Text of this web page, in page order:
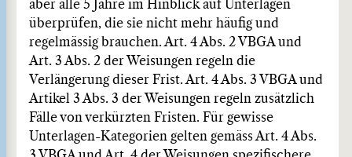
aber alle 5 Jahre im Hinblick auf Unterlagen
überprüfen, die sie nicht mehr häufig und
regelmässig brauchen. Art. 4 Abs. 2 VBGA und
Art. 3 Abs. 2 der Weisungen regeln die
Verlängerung dieser Frist. Art. 4 Abs. 3 VBGA und
Artikel 3 Abs. 3 der Weisungen regeln zusätzlich
Fälle von verkürzten Fristen. Für gewisse
Unterlagen-Kategorien gelten gemäss Art. 4 Abs.